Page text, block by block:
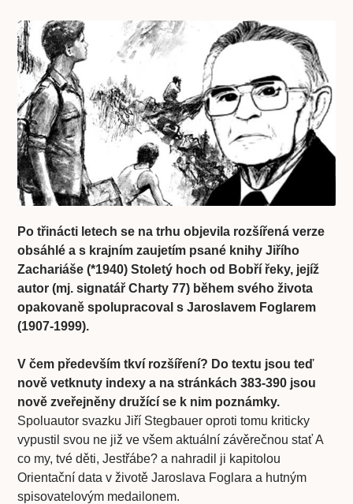
Po třinácti letech se na trhu objevila rozšířená verze
obsáhlé a s krajním zaujetím psané knihy Jiřího
Zachariáše (*1940) Stoletý hoch od Bobří řeky, jejíž
autor (mj. signatář Charty 77) během svého života
opakovaně spolupracoval s Jaroslavem Foglarem
(1907-1999).
V čem především tkví rozšíření? Do textu jsou teď
nově vetknuty indexy a na stránkách 383-390 jsou
nově zveřejněny družící se k nim poznámky.
Spoluautor svazku Jiří Stegbauer oproti tomu kriticky
vypustil svou ne již ve všem aktuální závěrečnou stať A
co my, tvé děti, Jestřábe? a nahradil ji kapitolou
Orientační data v životě Jaroslava Foglara a hutným
spisovatelovým medailonem.